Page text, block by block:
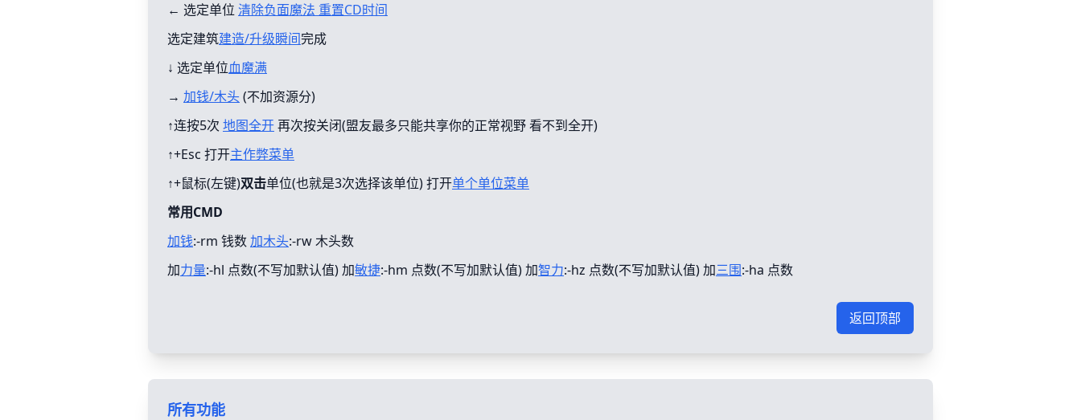
← 选定单位 清除负面魔法 重置CD时间
选定建筑建造/升级瞬间完成
↓ 选定单位血魔满
→ 加钱/木头(不加资源分)
↑连按5次 地图全开再次按关闭(盟友最多只能共享你的正常视野 看不到全开)
↑+Esc 打开主作弊菜单
↑+鼠标(左键)双击单位(也就是3次选择该单位) 打开单个单位菜单
常用CMD
加钱:-rm 钱数加木头:-rw 木头数
加力量:-hl 点数(不写加默认值) 加敏捷:-hm 点数(不写加默认值) 加智力:-hz 点数(不写加默认值) 加三围:-ha 点数
返回顶部
所有功能